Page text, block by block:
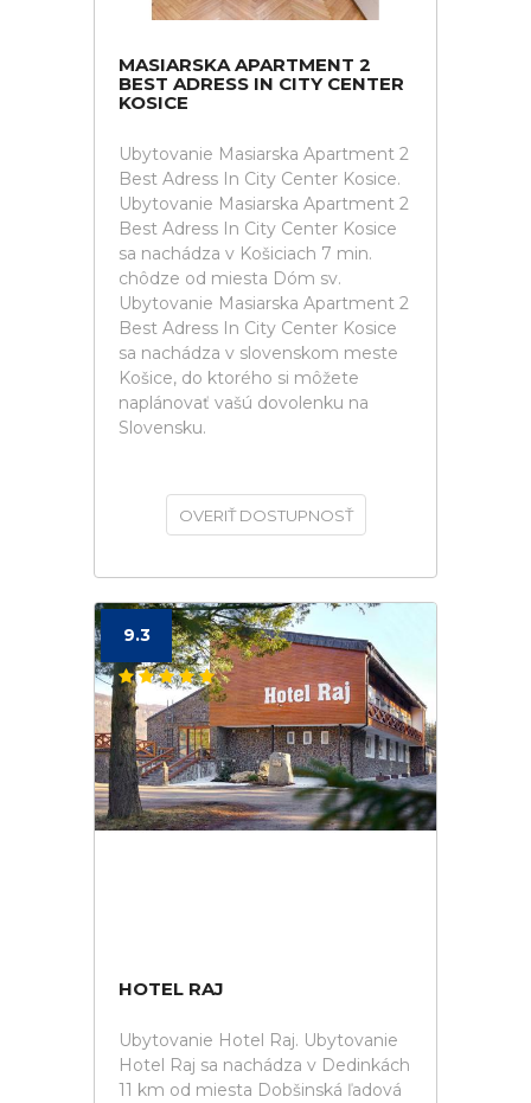
MASIARSKA APARTMENT 2
BEST ADRESS IN CITY CENTER
KOSICE
Ubytovanie Masiarska Apartment 2
Best Adress In City Center Kosice.
Ubytovanie Masiarska Apartment 2
Best Adress In City Center Kosice
sa nachádza v Košiciach 7 min.
chôdze od miesta Dóm sv.
Ubytovanie Masiarska Apartment 2
Best Adress In City Center Kosice
sa nachádza v slovenskom meste
Košice, do ktorého si môžete
naplánovať vašú dovolenku na
Slovensku.
OVERIŤ DOSTUPNOSŤ
9.3
HOTEL RAJ
Ubytovanie Hotel Raj. Ubytovanie
Hotel Raj sa nachádza v Dedinkách
11 km od miesta Dobšinská ľadová